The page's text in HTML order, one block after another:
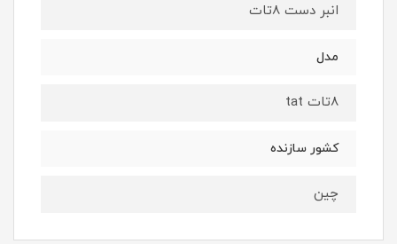
انبر دست 8تات
مدل
8تات tat
کشور سازنده
چین